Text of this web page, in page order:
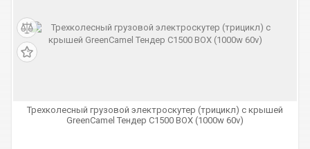
РЕКОМЕНДУЕМ
СКИДКА 50 000 РУБ
Трехколесный грузовой электроскутер (трицикл) с крышей
GreenCamel Тендер C1500 BOX (1000w 60v)